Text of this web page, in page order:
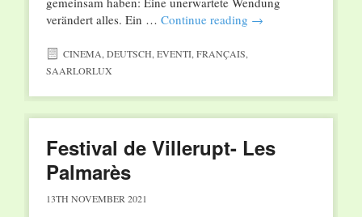
verändert alles. Ein … Continue reading →
CINEMA DEUTSCH EVENTI, FRANÇAIS
SAARLORLUX
Festival de Villerupt- Les
Palmarès
13TH NOVEMBER 2021